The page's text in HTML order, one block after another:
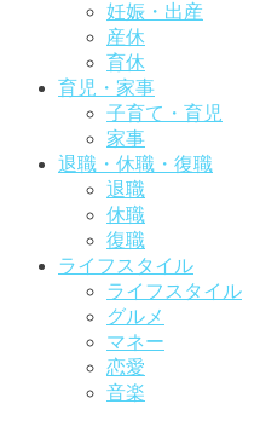
妊娠・出産
産休
育休
育児・家事
子育て・育児
家事
退職・休職・復職
退職
休職
復職
ライフスタイル
ライフスタイル
グルメ
マネー
恋愛
音楽